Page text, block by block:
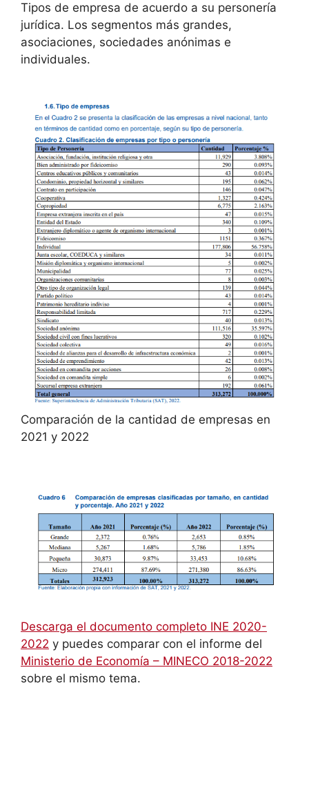
Tipos de empresa de acuerdo a su personería
jurídica. Los segmentos más grandes,
asociaciones, sociedades anónimas e
individuales.
Comparación de la cantidad de empresas en
2021 y 2022
Descarga el documento completo INE 2020-
2022 y puedes comparar con el informe del
Ministerio de Economía – MINECO 2018-2022
sobre el mismo tema.